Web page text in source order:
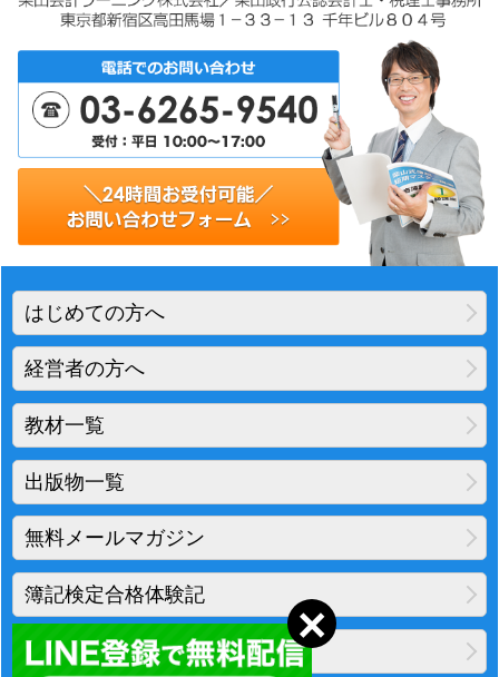
はじめての方へ
経営者の方へ
教材一覧
出版物一覧
無料メールマガジン
簿記検定合格体験記
地図・アクセス